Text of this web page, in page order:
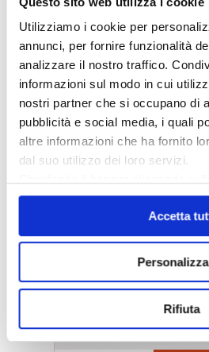
Utilizziamo i cookie per
annunci, per fornire funzionalità
analizzare il nostro traffico.
informazioni sul modo in cui
nostri partner che si occupano di
pubblicità e social media, i quali
altre informazioni che ha fornito
dal suo utilizzo dei loro servizi.
solo i cookie necessari.
Accetta
Personalizza
Rifiuta
〉 5 ragioni per aderire